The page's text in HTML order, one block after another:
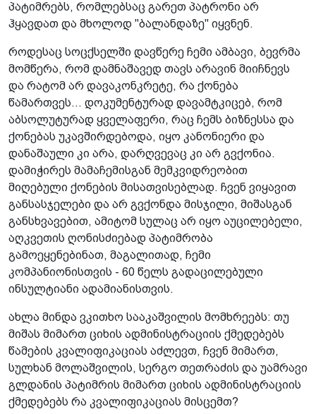
პატიმრებს, რომლებსაც გარეთ პატრონი არ
ჰყავდათ და მხოლოდ "ბალანდაზე" იყვნენ.
როდესაც სოცქსელში დავწერე ჩემი ამბავი, ბევრმა
მომწერა, რომ დამნაშავედ თავს არავინ მიიჩნევს
და რატომ არ დავაკონკრეტე, რა ქონება
წამართვეს... დოკუმენტურად დავამტკიცებ, რომ
აბსოლუტურად ყველაფერი, რაც ჩემს ბიზნესსა და
ქონებას უკავშირდებოდა, იყო კანონიერი და
დანაშაული კი არა, დარღვევაც კი არ გვქონია.
დამიჭირეს მამაჩემისგან მემკვიდრეობით
მიღებული ქონების მისათვისებლად. ჩვენ ვიყავით
განსასჯელები და არ გვქონდა მისჯილი, მიშასგან
განსხვავებით, ამიტომ სულაც არ იყო აუცილებელი,
აღკვეთის ღონისძიებად პატიმრობა
გამოეყენებინათ, მაგალითად, ჩემი
კომპანიონისთვის - 60 წელს გადაცილებული
ინსულტიანი ადამიანისთვის.
ახლა მინდა ვკითხო სააკაშვილის მომხრეებს: თუ
მიშას მიმართ ციხის ადმინისტრაციის ქმედებებს
წამების კვალიფიკაციას აძლევთ, ჩვენ მიმართ,
სულხან მოლაშვილის, სერგო თეთრაძის და უამრავი
გლდანის პატიმრის მიმართ ციხის ადმინისტრაციის
ქმედებებს რა კვალიფიკაციას მისცემთ?